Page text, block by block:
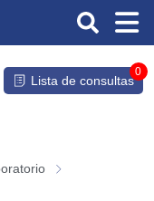
Lista de consultas
0